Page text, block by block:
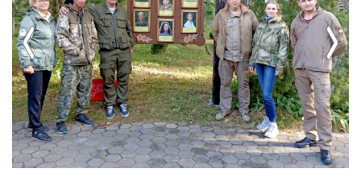
Previous Next